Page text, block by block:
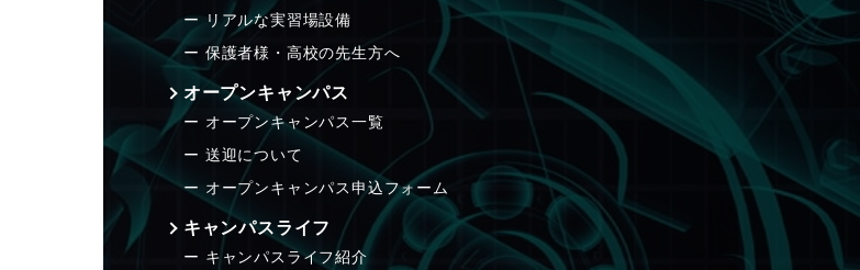
リアルな実習場設備
保護者様・高校の先生方へ
オープンキャンパス
オープンキャンパス一覧
送迎について
オープンキャンパス申込フォーム
キャンパスライフ
キャンパスライフ紹介